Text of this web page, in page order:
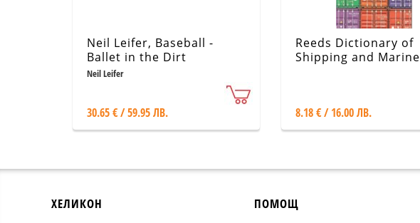
Neil Leifer, Baseball -
Ballet in the Dirt
Neil Leifer
30.65 € / 59.95 ЛВ.
Reeds Dictionary of
Shipping and Marine
8.18 € / 16.00 ЛВ.
ХЕЛИКОН ПОМОЩ